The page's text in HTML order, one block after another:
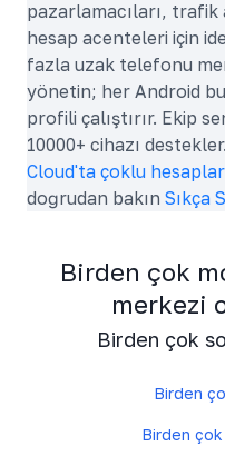
pazarlamacıları, trafik
hesap acenteleri için
fazla uzak telefonu
yönetin; her Android
profili çalıştırır. Ekip
10000+ cihazı
Cloud'ta çoklu
doğrudan bakın Sıkça
Birden çok
merkezi
Birden çok
Birden
Birden çok